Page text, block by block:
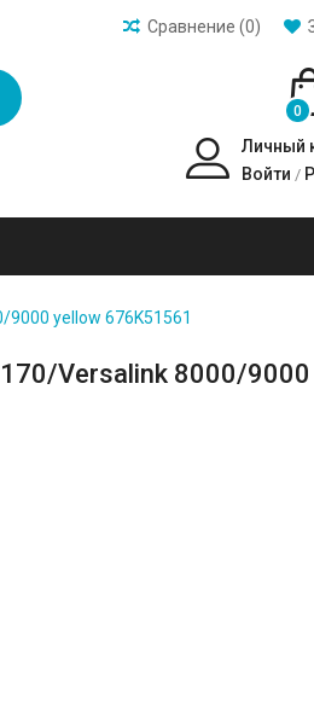
Сравнение (0)
0
Личный
Войти /
yellow 676K51561
Versalink 8000/